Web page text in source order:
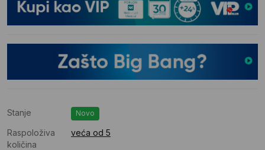
Stanje Novo
Raspoloživa
količina
veća od 5